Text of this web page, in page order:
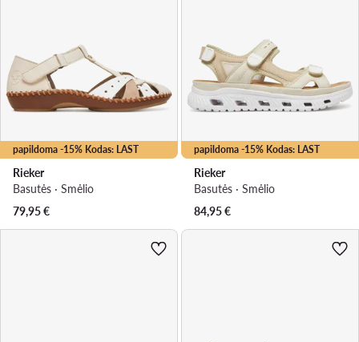
papildoma -15% Kodas: LAST
Rieker
Basutės · Smėlio
79,95€
papildoma -15% Kodas: LAST
Rieker
Basutės · Smėlio
84,95€